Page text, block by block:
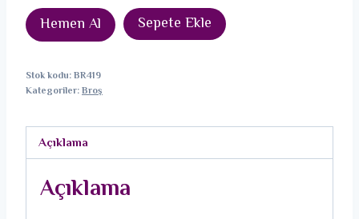
Hemen Al
Pirinç
Gold
Kalp
Kuşu
Sepete Ekle
Stok kodu:BR419
Kategoriler:Broş
Açıklama
Açıklama